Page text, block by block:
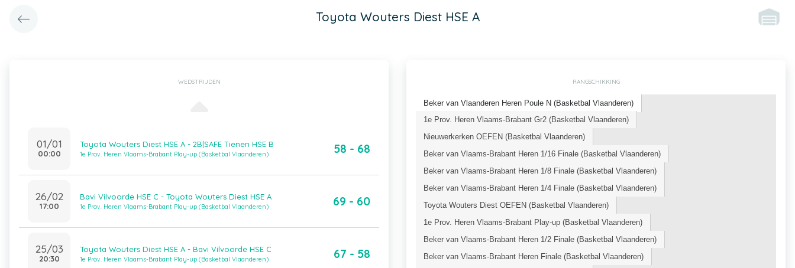
Toyota Wouters Diest HSE A
WEDSTRIJDEN
01/01
00:00
Toyota Wouters Diest HSE A - 2B|SAFE Tienen HSE B
1e Prov. Heren Vlaams-Brabant Play-up (Basketbal Vlaanderen) 58 - 68
26/02
17:00
Bavi Vilvoorde HSE C - Toyota Wouters Diest HSE A
1e Prov. Heren Vlaams-Brabant Play-up (Basketbal Vlaanderen) 69 - 60
25/03
20:30
Toyota Wouters Diest HSE A - Bavi Vilvoorde HSE C
1e Prov. Heren Vlaams-Brabant Play-up (Basketbal Vlaanderen) 67 - 58
RANGSCHIKKING
Beker van Vlaanderen Heren Poule N (Basketbal Vlaanderen)
1e Prov. Heren Vlaams-Brabant Gr2 (Basketbal Vlaanderen)
Nieuwerkerken OEFEN (Basketbal Vlaanderen)
Beker van Vlaams-Brabant Heren 1/16 Finale (Basketbal Vlaanderen)
Beker van Vlaams-Brabant Heren 1/8 Finale (Basketbal Vlaanderen)
Beker van Vlaams-Brabant Heren 1/4 Finale (Basketbal Vlaanderen)
Toyota Wouters Diest OEFEN (Basketbal Vlaanderen)
1e Prov. Heren Vlaams-Brabant Play-up (Basketbal Vlaanderen)
Beker van Vlaams-Brabant Heren 1/2 Finale (Basketbal Vlaanderen)
Beker van Vlaams-Brabant Heren Finale (Basketbal Vlaanderen)